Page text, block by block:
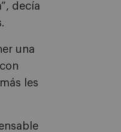
decía
una
les